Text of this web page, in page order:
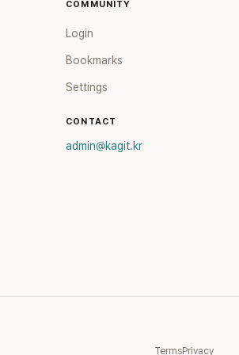
COMMUNITY
Login
Bookmarks
Settings
CONTACT
admin@kagit.kr
TermsPrivacy